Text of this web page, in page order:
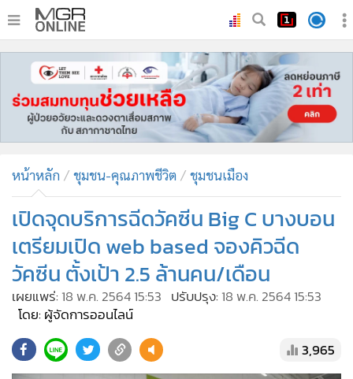
หน้าหลัก
ทันเหตุการณ์
• ภาคใต้
• บันเทิง
ผู้จัดการรายวัน
• คอลัมนิสต์
• ละคร
• CbizReview
• Cyber BIZ
• Good health & Well-being
หน้าหลัก ชุมชน-คุณภาพชีวิต ชุมชนเมือง
เปิดจุดบริการฉีดวัคซีน Big C บางบอน
เตรียมเปิด web based จองคิวฉีด
วัคซีน ตั้งเป้า 2.5 ล้านคน/เดือน
เผยแพร่: 18 พ.ค. 2564 15:53 ปรับปรุง: 18 พ.ค. 2564 15:53
โดย: ผู้จัดการออนไลน์
3,965